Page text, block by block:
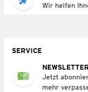
Wir helfen
SERVICE
Jetzt
mehr